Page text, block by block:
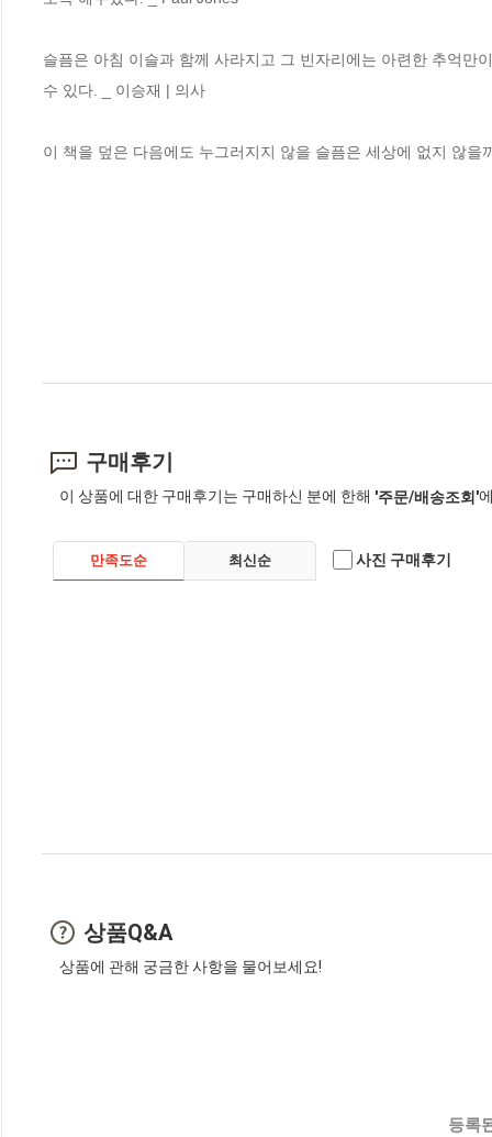
슬픔은 아침 이슬과 함께 사라지고 그 빈자리에는 아련한 추억만
수 있다. _ 이승재 | 의사
이 책을 덮은 다음에도 누그러지지 않을 슬픔은 세상에 없지 않
구매후기
이 상품에 대한 구매후기는 구매하신 분에 한해 '주문/배송조회'
만족도순 최신순 사진 구매후기
상품Q&A
상품에 관해 궁금한 사항을 물어보세요!
등록